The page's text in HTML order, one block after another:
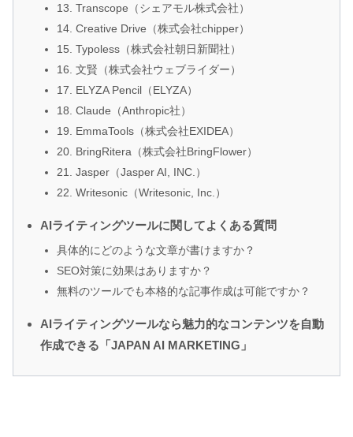
13. Transcope（シェアモル株式会社）
14. Creative Drive（株式会社chipper）
15. Typoless（株式会社朝日新聞社）
16. 文賢（株式会社ウェブライダー）
17. ELYZA Pencil（ELYZA）
18. Claude（Anthropic社）
19. EmmaTools（株式会社EXIDEA）
20. BringRitera（株式会社BringFlower）
21. Jasper（Jasper AI, INC.）
22. Writesonic（Writesonic, Inc.）
AIライティングツールに関してよくある質問
具体的にどのような文章が書けますか？
SEO対策に効果はありますか？
無料のツールでも本格的な記事作成は可能ですか？
AIライティングツールなら魅力的なコンテンツを自動
作成できる「JAPAN AI MARKETING」